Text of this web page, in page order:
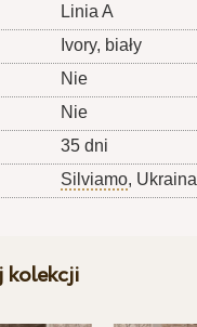
Linia A
Ivory, biały
Nie
Nie
35 dni
Silviamo, Ukraina
kolekcji